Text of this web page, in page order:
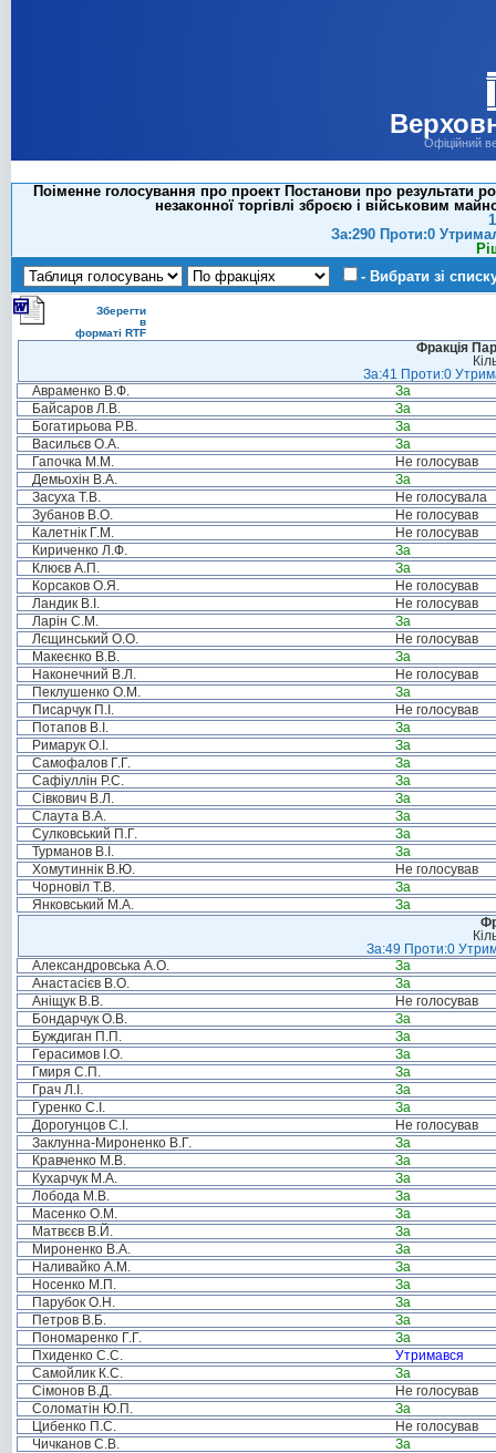
Офіційний
Поіменне голосування про проект Постанови про результати
незаконної торгівлі зброєю і військовим
За:290 Проти:0
- Вибрати зі
Зберегти
в
форматі RTF
Фракція
За:41 Проти:0
Авраменко В.Ф.
За
Байсаров Л.В.
За
Богатирьова Р.В.
За
Васильєв О.А.
За
Гапочка М.М.
Не голосував
Демьохін В.А.
За
Засуха Т.В.
Не голосувала
Зубанов В.О.
Не голосував
Калетнік Г.М.
Не голосував
Кириченко Л.Ф.
За
Клюєв А.П.
За
Корсаков О.Я.
Не голосував
Ландик В.І.
Не голосував
Ларін С.М.
За
Лєщинський О.О.
Не голосував
Макеєнко В.В.
За
Наконечний В.Л.
Не голосував
Пеклушенко О.М.
За
Писарчук П.І.
Не голосував
Потапов В.І.
За
Римарук О.І.
За
Самофалов Г.Г.
За
Сафіуллін Р.С.
За
Сівкович В.Л.
За
Слаута В.А.
За
Сулковський П.Г.
За
Турманов В.І.
За
Хомутиннік В.Ю.
Не голосував
Чорновіл Т.В.
За
Янковський М.А.
За
За:49 Проти:0
Александровська А.О.
За
Анастасієв В.О.
За
Аніщук В.В.
Не голосував
Бондарчук О.В.
За
Буждиган П.П.
За
Герасимов І.О.
За
Гмиря С.П.
За
Грач Л.І.
За
Гуренко С.І.
За
Дорогунцов С.І.
Не голосував
Заклунна-Мироненко В.Г.
За
Кравченко М.В.
За
Кухарчук М.А.
За
Лобода М.В.
За
Масенко О.М.
За
Матвєєв В.Й.
За
Мироненко В.А.
За
Наливайко А.М.
За
Носенко М.П.
За
Парубок О.Н.
За
Петров В.Б.
За
Пономаренко Г.Г.
За
Пхиденко С.С.
Утримався
Самойлик К.С.
За
Сімонов В.Д.
Не голосував
Соломатін Ю.П.
За
Цибенко П.С.
Не голосував
Чичканов С.В.
За